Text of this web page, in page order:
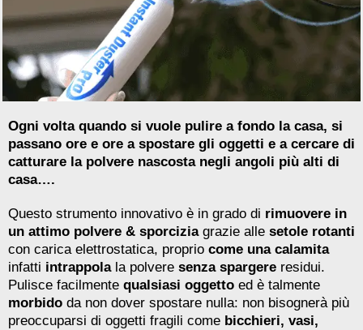
Ogni volta quando si vuole pulire a fondo la casa, si
passano ore e ore a spostare gli oggetti e a cercare di
catturare la polvere nascosta negli angoli più alti di
casa….
Questo strumento innovativo è in grado di rimuovere in
un attimo polvere & sporciziagrazie alle setole rotanti
con carica elettrostatica, proprio come una calamita
infatti intrappolala polvere senza spargere residui.
Pulisce facilmente qualsiasi oggetto ed è talmente
morbido da non dover spostare nulla: non bisognerà più
preoccuparsi di oggetti fragili come bicchieri, vasi,